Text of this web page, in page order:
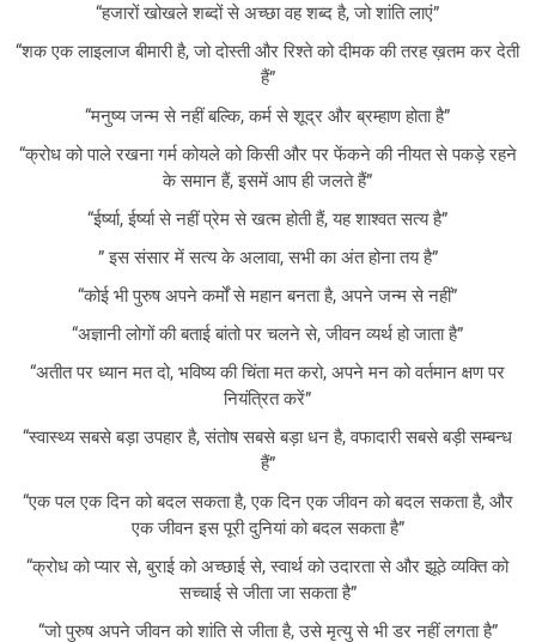
“हजारों खोखले शब्दों से अच्छा वह शब्द है, जो शांति लाएं”
“शक एक लाइलाज बीमारी है, जो दोस्ती और रिश्ते को दीमक की तरह ख़तम कर देती
हैं”
“मनुष्य जन्म से नहीं बल्कि, कर्म से शूद्र और ब्रम्हाण होता है”
“क्रोध को पाले रखना गर्म कोयले को किसी और पर फेंकने की नीयत से पकड़े रहने
के समान हैं, इसमें आप ही जलते हैं”
“ईर्ष्या, ईर्ष्या से नहीं प्रेम से खत्म होती हैं, यह शाश्वत सत्य है”
” इस संसार में सत्य के अलावा, सभी का अंत होना तय है”
“कोई भी पुरुष अपने कर्मों से महान बनता है, अपने जन्म से नहीं”
“अज्ञानी लोगों की बताई बांतो पर चलने से, जीवन व्यर्थ हो जाता है”
“अतीत पर ध्यान मत दो, भविष्य की चिंता मत करो, अपने मन को वर्तमान क्षण पर
नियंत्रित करें”
“स्वास्थ्य सबसे बड़ा उपहार है, संतोष सबसे बड़ा धन है, वफादारी सबसे बड़ी सम्बन्ध
हैं”
“एक पल एक दिन को बदल सकता है, एक दिन एक जीवन को बदल सकता है, और
एक जीवन इस पूरी दुनियां को बदल सकता है”
“क्रोध को प्यार से, बुराई को अच्छाई से, स्वार्थ को उदारता से और झूठे व्यक्ति को
सच्चाई से जीता जा सकता है”
“जो पुरुष अपने जीवन को शांति से जीता है, उसे मृत्यु से भी डर नहीं लगता है”